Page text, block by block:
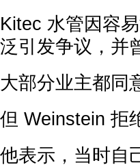
Kitec 水管因容
泛引发争议，并
大部分业主都同
但 Weinstein 拒
他表示，当时自